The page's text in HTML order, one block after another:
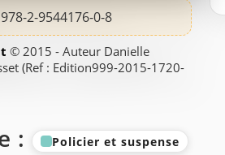
978-2-9544176-0-8
© 2015 - Auteur Danielle
(Ref : Edition999-2015-1720-
: Policier et suspense